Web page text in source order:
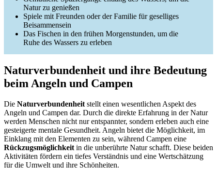
Natur zu genießen
Spiele mit Freunden oder der Familie für geselliges
Beisammensein
Das Fischen in den frühen Morgenstunden, um die
Ruhe des Wassers zu erleben
Naturverbundenheit und ihre Bedeutung
beim Angeln und Campen
Die Naturverbundenheit stellt einen wesentlichen Aspekt des
Angeln und Campen dar. Durch die direkte Erfahrung in der Natur
werden Menschen nicht nur entspannter, sondern erleben auch eine
gesteigerte mentale Gesundheit. Angeln bietet die Möglichkeit, im
Einklang mit den Elementen zu sein, während Campen eine
Rückzugsmöglichkeit in die unberührte Natur schafft. Diese beiden
Aktivitäten fördern ein tiefes Verständnis und eine Wertschätzung
für die Umwelt und ihre Schönheiten.